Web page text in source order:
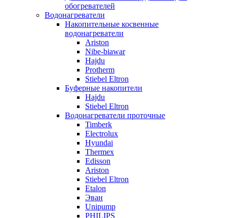
обогревателей
Водонагреватели
Накопительные косвенные
водонагреватели
Ariston
Nibe-biawar
Hajdu
Protherm
Stiebel Eltron
Буферные накопители
Hajdu
Stiebel Eltron
Водонагреватели проточные
Timberk
Electrolux
Hyundai
Thermex
Edisson
Ariston
Stiebel Eltron
Etalon
Эван
Unipump
PHILIPS